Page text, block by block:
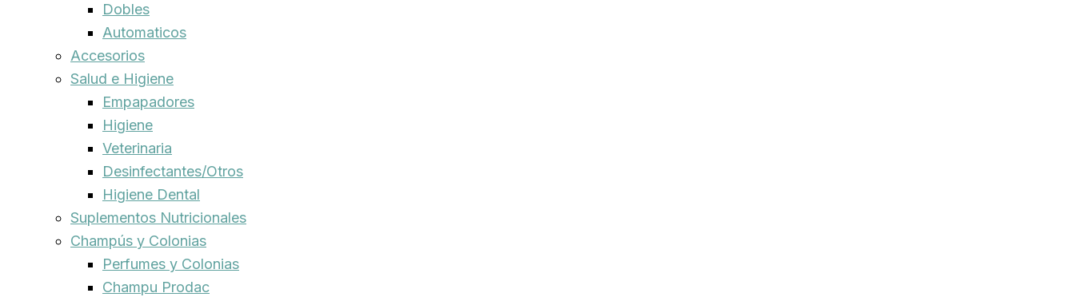
Dobles
Automaticos
Accesorios
Salud e Higiene
Empapadores
Higiene
Veterinaria
Desinfectantes/Otros
Higiene Dental
Suplementos Nutricionales
Champús y Colonias
Perfumes y Colonias
Champu Prodac